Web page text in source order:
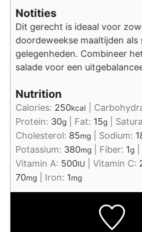
Notities
Dit gerecht is ideaal voor
doordeweekse maaltijden als
gelegenheden. Combineer
salade voor een
Nutrition
Calories: 250kcal
Protein: 30g Fat: 15g
Cholesterol: 85mg Sodium:
Potassium: 380mg Fiber: 1g
Vitamin A: 500IU Vitamin C:
70mg Iron: 1mg